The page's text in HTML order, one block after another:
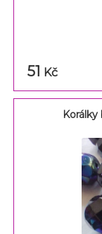
51 Kč